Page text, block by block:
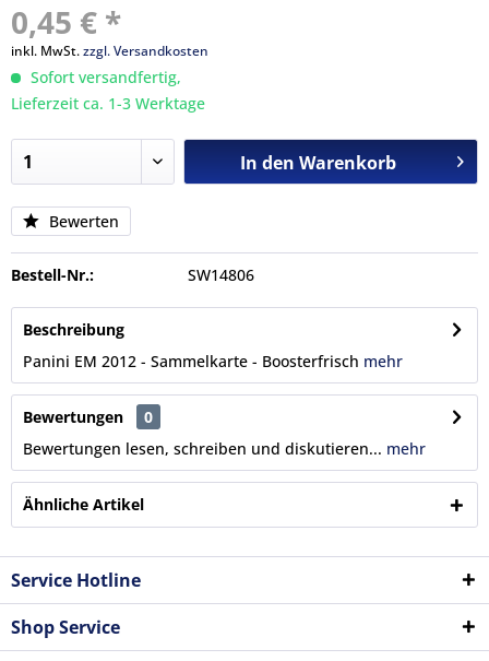
0,45 € *
inkl. MwSt.zzgl. Versandkosten
Sofort versandfertig,
Lieferzeit ca. 1-3 Werktage
In den Warenkorb
Bewerten
Bestell-Nr.: SW14806
Beschreibung
Panini EM 2012 - Sammelkarte - Boosterfrisch mehr
Bewertungen
0
Bewertungen lesen, schreiben und diskutieren... mehr
Ähnliche Artikel
Service Hotline
Shop Service